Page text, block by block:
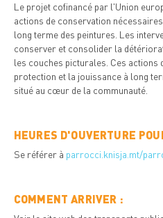
Le projet cofinancé par l'Union
actions de conservation
long terme des peintures. Les
conserver et consolider la
les couches picturales. Ces
protection et la jouissance à long
situé au cœur de la communauté.
HEURES D'OUVERTURE
Se référer à parrocci.knisja.mt/
COMMENT ARRIVER :